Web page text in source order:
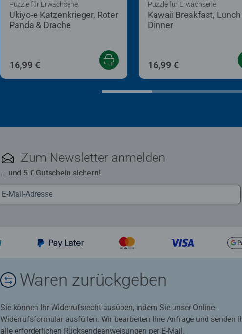
Ukiyo-e Katzenkrieger, Roter
Panda & Drache
Puzzle für Erwachsene
16,99 €
Kawaii Breakfast, Lunch
Dinner
Puzzle für Erwachsene
16,99 €
Zum Newsletter anmelden
... und 5 € Gutschein sichern!
Waren zurückgeben
Sie können Ihr Widerrufsrecht ausüben, indem Sie unser Online-
Widerrufsformular ausfüllen. Wir bearbeiten Ihre Anfrage und senden
alle erforderlichen Rücksendeanweisungen per E-Mail.